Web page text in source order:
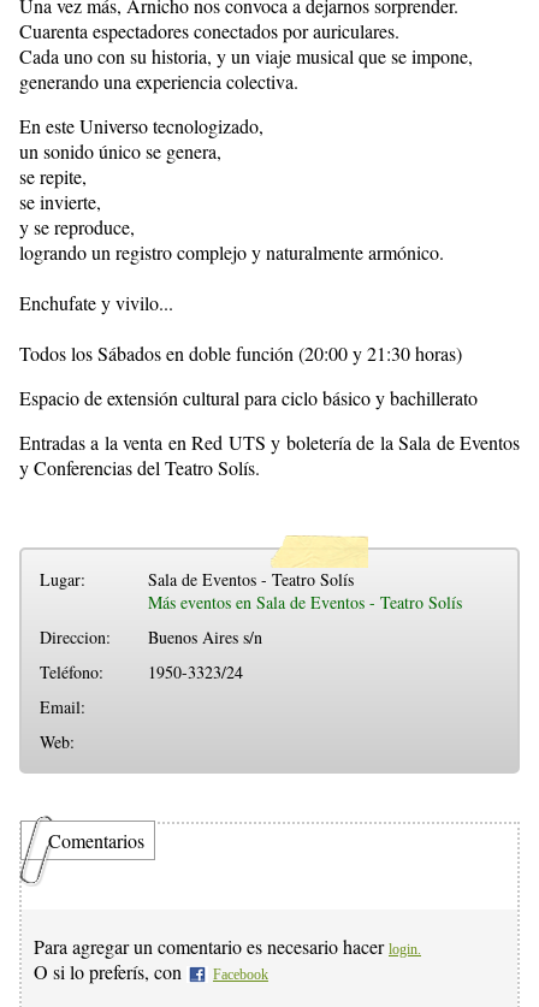
Cuarenta espectadores conectados por auriculares.
Cada uno con su historia, y un viaje musical que se impone,
generando una experiencia colectiva.
En este Universo tecnologizado,
un sonido único se genera,
se repite,
se invierte,
y se reproduce,
logrando un registro complejo y naturalmente armónico.
Enchufate y vivilo...
Todos los Sábados en doble función (20:00 y 21:30 horas)
Espacio de extensión cultural para ciclo básico y bachillerato
Entradas a la venta en Red UTS y boletería de la Sala de Eventos
y Conferencias del Teatro Solís.
Lugar:
Sala de Eventos - Teatro Solís
Más eventos en Sala de Eventos - Teatro Solís
Direccion:
Buenos Aires s/n
Teléfono:
1950-3323/24
Email:
Web:
Comentarios
Para agregar un comentario es necesario hacer login.
O si lo preferís, con Facebook